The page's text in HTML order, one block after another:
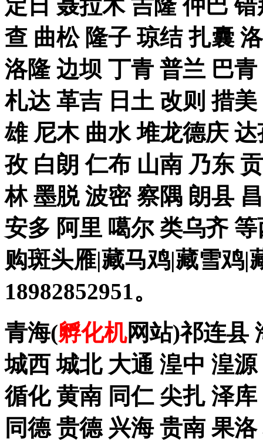
定日 聂拉木 吉隆 仲巴
查 曲松 隆子 琼结 扎囊
洛隆 边坝 丁青 普兰 巴
札达 革吉 日土 改则 措
雄 尼木 曲水 堆龙德庆
孜 白朗 仁布 山南 乃东
林 墨脱 波密 察隅 朗县
安多 阿里 噶尔 类乌齐
购斑头雁|藏马鸡|藏雪鸡|
18982852951。
青海(孵化机网站)祁连县
城西 城北 大通 湟中 湟
循化 黄南 同仁 尖扎 泽
同德 贵德 兴海 贵南 果